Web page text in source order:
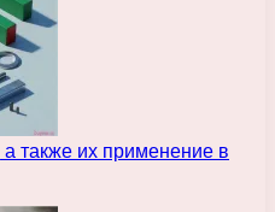
также их применение в